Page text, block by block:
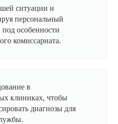
ситуации и
персональный
особенности
комиссариата.
в
клиниках, чтобы
диагнозы для